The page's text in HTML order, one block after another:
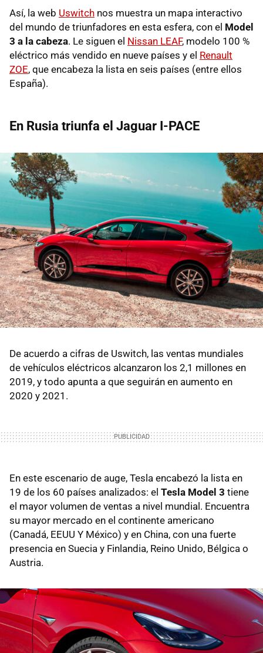
Así, la web Uswitch nos muestra un mapa interactivo
del mundo de triunfadores en esta esfera, con el Model
3 a la cabeza. Le siguen el Nissan LEAF, modelo 100 %
eléctrico más vendido en nueve países y el Renault
ZOE, que encabeza la lista en seis países (entre ellos
España).
En Rusia triunfa el Jaguar I-PACE
De acuerdo a cifras de Uswitch, las ventas mundiales
de vehículos eléctricos alcanzaron los 2,1 millones en
2019, y todo apunta a que seguirán en aumento en
2020 y 2021.
En este escenario de auge, Tesla encabezó la lista en
19 de los 60 países analizados: el Tesla Model 3 tiene
el mayor volumen de ventas a nivel mundial. Encuentra
su mayor mercado en el continente americano
(Canadá, EEUU Y México) y en China, con una fuerte
presencia en Suecia y Finlandia, Reino Unido, Bélgica o
Austria.